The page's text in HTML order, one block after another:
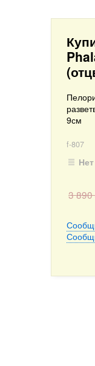
9см
f-807
3 890